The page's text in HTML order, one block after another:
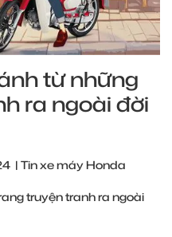
từ những
ra ngoài đời
| Tin xe máy Honda
truyện tranh ra ngoài